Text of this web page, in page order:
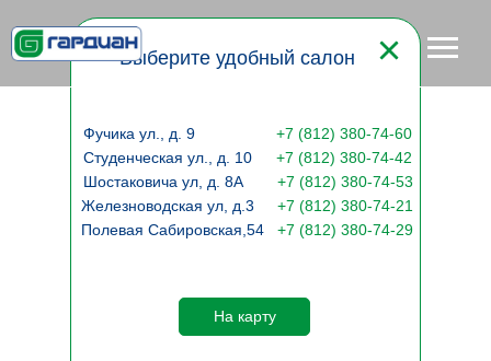
Выберите удобный салон
Железноводская ул, д.3
Полевая Сабировская,54
Студенческая ул., д. 10
Шостаковича ул, д. 8А
Фучика ул., д. 9
+7 (812) 380-74-21
+7 (812) 380-74-29
+7 (812) 380-74-42
+7 (812) 380-74-53
+7 (812) 380-74-60
На карту